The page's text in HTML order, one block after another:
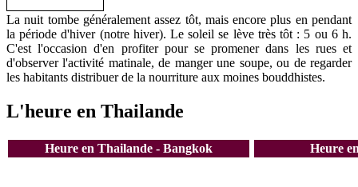
La nuit tombe généralement assez tôt, mais encore plus en pendant
la période d'hiver (notre hiver). Le soleil se lève très tôt : 5 ou 6 h.
C'est l'occasion d'en profiter pour se promener dans les rues et
d'observer l'activité matinale, de manger une soupe, ou de regarder
les habitants distribuer de la nourriture aux moines bouddhistes.
L'heure en Thailande
Heure en Thailande - Bangkok Heure